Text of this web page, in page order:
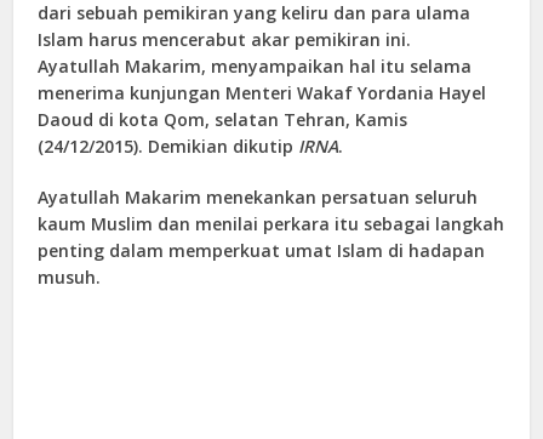
dari sebuah pemikiran yang keliru dan para ulama
Islam harus mencerabut akar pemikiran ini.
Ayatullah Makarim, menyampaikan hal itu selama
menerima kunjungan Menteri Wakaf Yordania Hayel
Daoud di kota Qom, selatan Tehran, Kamis
(24/12/2015). Demikian dikutip IRNA.
Ayatullah Makarim menekankan persatuan seluruh
kaum Muslim dan menilai perkara itu sebagai langkah
penting dalam memperkuat umat Islam di hadapan
musuh.